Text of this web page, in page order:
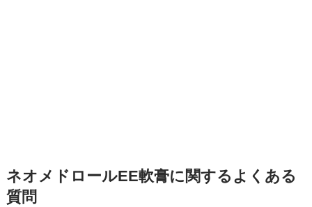
ネオメドロールEE軟膏に関するよくある
質問